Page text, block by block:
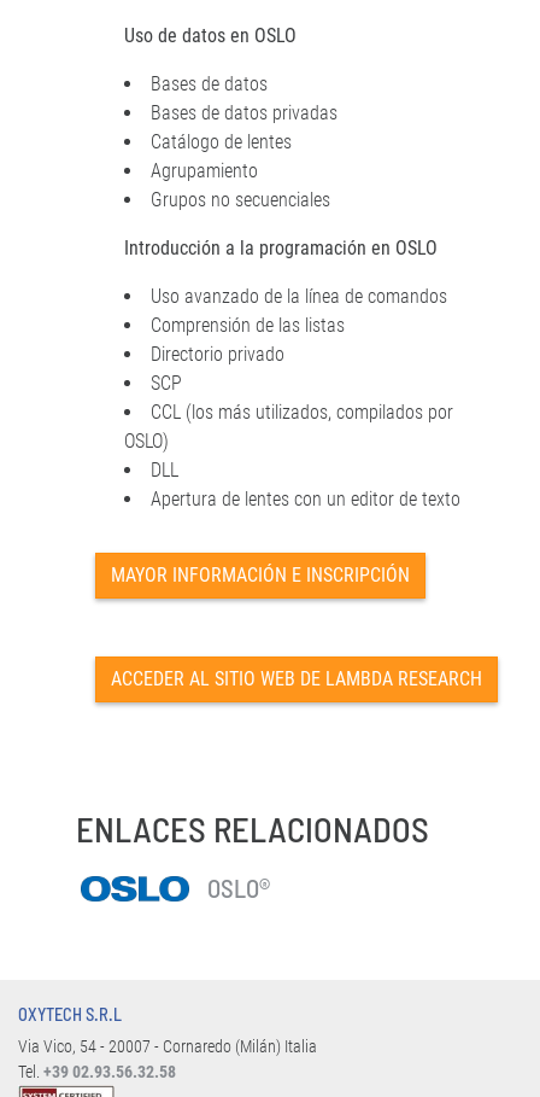
Uso de datos en OSLO
Bases de datos
Bases de datos privadas
Catálogo de lentes
Agrupamiento
Grupos no secuenciales
Introducción a la programación en OSLO
Uso avanzado de la línea de comandos
Comprensión de las listas
Directorio privado
SCP
CCL (los más utilizados, compilados por
OSLO)
DLL
Apertura de lentes con un editor de texto
MAYOR INFORMACIÓN E INSCRIPCIÓN
ACCEDER AL SITIO WEB DE LAMBDA RESEARCH
ENLACES RELACIONADOS
OSLO®
OXYTECH S.R.L
Via Vico, 54 - 20007 - Cornaredo (Milán) Italia
Tel. +39 02.93.56.32.58